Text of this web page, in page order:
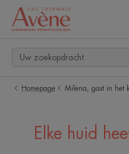
Homepage Milena, gast in het
Elke huid